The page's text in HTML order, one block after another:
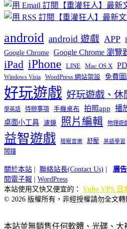
android android 遊戲 APP
Google Chrome Google Chrome 瀏覽
iPad iPhone LINE Mac OS X
Windows Vista WordPress 網站架設 免費
好玩遊戲 好玩遊戲、休
學英語 待辦事項 手機桌布 拍照app 播
桌面小工具 濾鏡 照片編輯 物理遊
益智遊戲 睡眠音樂 舒壓 英語學習
鬧鐘
關於本站 聯絡站長(Contact Us) 廣
閱電子報
WordPress
本站使用又快又便宜的： Vultr VPS 日
© 2026 版權所有，非經授權請勿全文轉
本站並無銷售任何軟體、光碟、